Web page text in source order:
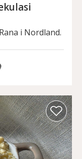
i Nordland.